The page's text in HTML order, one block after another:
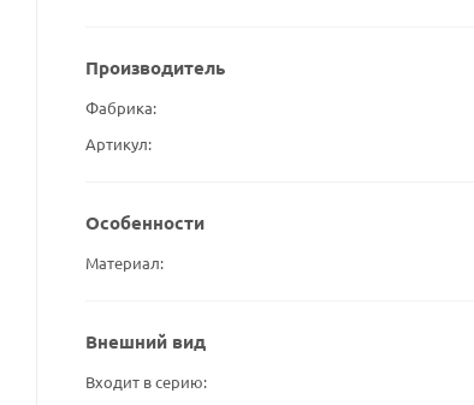
Производитель
Фабрика
Артикул
Особенности
Материал
Внешний вид
Входит в серию